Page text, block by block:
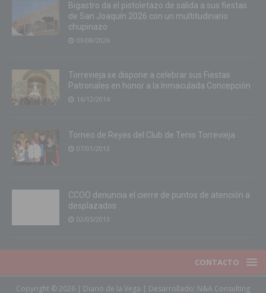
Bigastro da el pistoletazo de salida a sus fiestas
de San Joaquín 2026 con un multitudinario
chupinazo
09/08/2026
Torrevieja se dispone a celebrar sus Fiestas
Patronales en honor a la Inmaculada Concepción
16/12/2014
Torneo de Reyes del Club de Tenis Torrevieja
07/01/2013
CCOO denuncia el cierre de puntos de atención a
desplazados
02/05/2013
CONTACTO
Copyright © 2026 | Diario de la Vega | Desarrollado: N&A Consulting